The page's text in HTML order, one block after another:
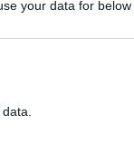
your data for
során. Ők a
párbajokban
el a
ítészeknek,
hívni magukból